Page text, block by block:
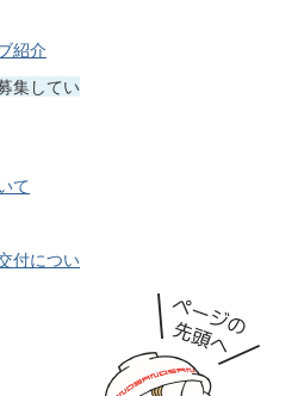
紹介
集してい
て
付につい